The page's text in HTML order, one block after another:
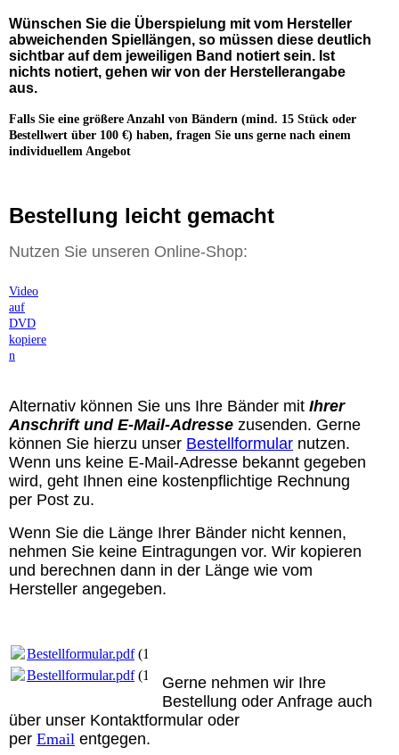
Wünschen Sie die Überspielung mit vom Hersteller
abweichenden Spiellängen, so müssen diese deutlich
sichtbar auf dem jeweiligen Band notiert sein. Ist
nichts notiert, gehen wir von der Herstellerangabe
aus.
Falls Sie eine größere Anzahl von Bändern (mind. 15 Stück oder
Bestellwert über 100 €) haben, fragen Sie uns gerne nach einem
individuellem Angebot
Bestellung leicht gemacht
Nutzen Sie unseren Online-Shop:
Video
auf
DVD
kopiere
n
Alternativ können Sie uns Ihre Bänder mit Ihrer
Anschrift und E-Mail-Adresse zusenden. Gerne
können Sie hierzu unser Bestellformular nutzen.
Wenn uns keine E-Mail-Adresse bekannt gegeben
wird, geht Ihnen eine kostenpflichtige Rechnung
per Post zu.
Wenn Sie die Länge Ihrer Bänder nicht kennen,
nehmen Sie keine Eintragungen vor. Wir kopieren
und berechnen dann in der Länge wie vom
Hersteller angegeben.
Bestellformular.pdf(173.74KB)
Bestellformular.pdf(173.74KB)
Gerne nehmen wir Ihre
Bestellung oder Anfrage auch
über unser Kontaktformular oder
per Email entgegen.